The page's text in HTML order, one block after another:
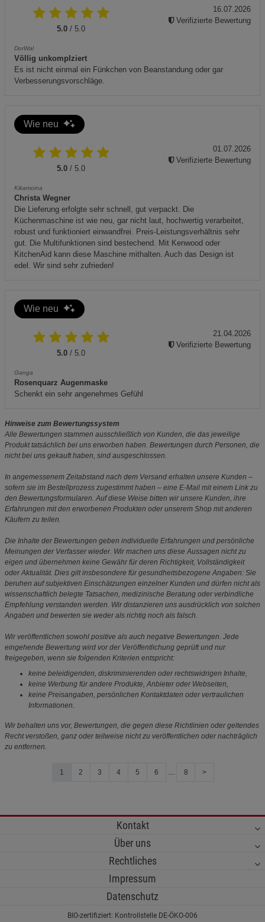
5.0 / 5.0
DorWal
Völlig unkomplziert
Es ist nicht einmal ein Fünkchen von Beanstandung oder gar
Verbesserungsvorschläge.
16.07.2026
Verifizierte Bewertung
Wie neu
5.0 / 5.0
Kikamoina
Christa Wegner
Die Lieferung erfolgte sehr schnell, gut verpackt. Die
Küchenmaschine ist wie neu, gar nicht laut, hochwertig verarbeitet,
robust und funktioniert einwandfrei. Preis-Leistungsverhältnis sehr
gut. Die Multifunktionen sind bestechend. Mit Kenwood oder
KitchenAid kann diese Maschine mithalten. Auch das Design ist
edel. Wir sind sehr zufrieden!
01.07.2026
Verifizierte Bewertung
Wie neu
5.0 / 5.0
Ganga
Rosenquarz Augenmaske
Schenkt ein sehr angenehmes Gefühl
21.04.2026
Verifizierte Bewertung
Hinweise zum Bewertungssystem
Alle Bewertungen stammen ausschließlich von Kunden, die das jeweilige
Produkt tatsächlich bei uns erworben haben. Bewertungen durch Personen, die
nicht bei uns gekauft haben, sind ausgeschlossen.
In angemessenem Zeitabstand nach dem Versand erhalten unsere Kunden –
sofern sie im Bestellprozess zugestimmt haben – eine E-Mail mit einem Link zu
den Bewertungsformularen. Auf diese Weise bitten wir unsere Kunden, ihre
Erfahrungen mit den erworbenen Produkten oder unserem Shop mit anderen
Käufern zu teilen.
Die Inhalte der Bewertungen geben individuelle Erfahrungen und persönliche
Meinungen der Verfasser wieder. Wir machen uns diese Aussagen nicht zu
eigen und übernehmen keine Gewähr für deren Richtigkeit, Vollständigkeit
oder Aktualität. Dies gilt insbesondere für gesundheitsbezogene Angaben: Sie
beruhen auf subjektiven Einschätzungen einzelner Kunden und dürfen nicht als
wissenschaftlich belegte Tatsachen, medizinische Beratung oder verbindliche
Empfehlung verstanden werden. Wir distanzieren uns ausdrücklich von solchen
Angaben und bewerten sie weder als richtig noch als falsch.
Wir veröffentlichen sowohl positive als auch negative Bewertungen. Jede
eingehende Bewertung wird vor der Veröffentlichung geprüft und nur
freigegeben, wenn sie folgenden Kriterien entspricht:
keine beleidigenden, diskriminierenden oder rechtswidrigen Inhalte,
keine Werbung für andere Produkte, Anbieter oder Webseiten,
keine Preisangaben, persönlichen Kontaktdaten oder vertraulichen
Informationen.
Wir behalten uns vor, Bewertungen, die gegen diese Richtlinien oder geltendes
Recht verstoßen, ganz oder teilweise nicht zu veröffentlichen oder nachträglich
zu entfernen.
1 2 3 4 5 6 .... 8 >
Kontakt
Über uns
Rechtliches
Impressum
Datenschutz
BIO-zertifiziert: Kontrollstelle DE-ÖKO-006
Datenschutzerklärung Impressum